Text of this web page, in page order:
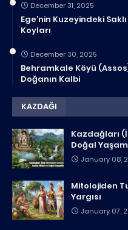
December 31, 2025
Ege’nin Kuzeyindeki
Koyları
December 30, 2025
Behramkale Köyü
Doğanın Kalbi
KAZDAĞI
Kazdağları
Doğal Yaşam
January 08,
Mitolojiden
Yargısı
January 07,